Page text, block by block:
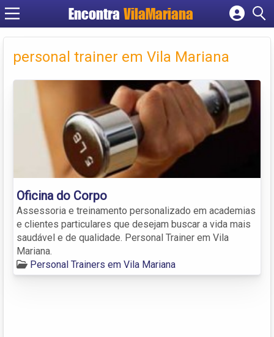
EncontraVilaMariana
Cadastrar empresa
Criar conta
personal trainer em Vila Mariana
Oficina do Corpo
Assessoria e treinamento personalizado em academias
e clientes particulares que desejam buscar a vida mais
saudável e de qualidade. Personal Trainer em Vila
Mariana.
Personal Trainers em Vila Mariana